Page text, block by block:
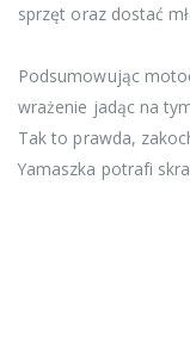
sprzęt oraz dostać
Podsumowując
wrażenie jadąc na
Tak to prawda,
Yamaszka potrafi